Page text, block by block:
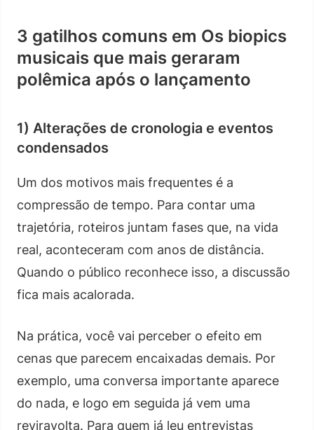
3 gatilhos comuns em Os biopics
musicais que mais geraram
polêmica após o lançamento
1) Alterações de cronologia e eventos
condensados
Um dos motivos mais frequentes é a
compressão de tempo. Para contar uma
trajetória, roteiros juntam fases que, na vida
real, aconteceram com anos de distância.
Quando o público reconhece isso, a discussão
fica mais acalorada.
Na prática, você vai perceber o efeito em
cenas que parecem encaixadas demais. Por
exemplo, uma conversa importante aparece
do nada, e logo em seguida já vem uma
reviravolta. Para quem já leu entrevistas